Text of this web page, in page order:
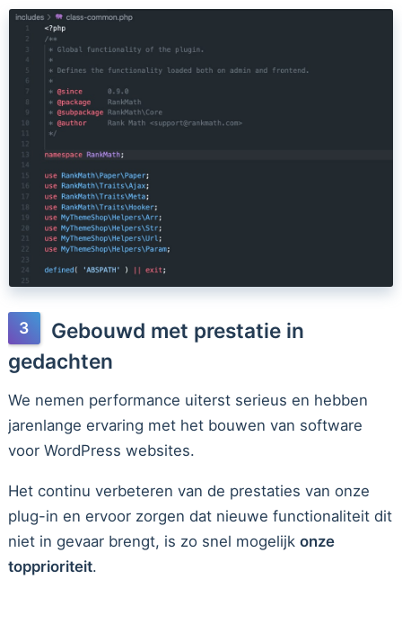
Gebouwd met prestatie in
gedachten
We nemen performance uiterst serieus en hebben
jarenlange ervaring met het bouwen van software
voor WordPress websites.
Het continu verbeteren van de prestaties van onze
plug-in en ervoor zorgen dat nieuwe functionaliteit dit
niet in gevaar brengt, is zo snel mogelijk onze
topprioriteit.